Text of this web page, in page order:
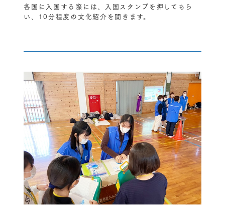
各国に入国する際には、入国スタンプを押してもら
い、10分程度の文化紹介を聞きます。